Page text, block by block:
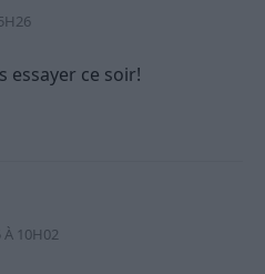
essayer ce soir!
À 10H02